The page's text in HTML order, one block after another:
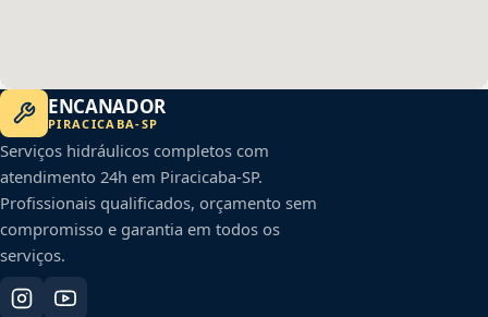
ENCANADOR
PIRACICABA-SP
Serviços hidráulicos completos com
atendimento 24h em Piracicaba-SP.
Profissionais qualificados, orçamento sem
compromisso e garantia em todos os
serviços.